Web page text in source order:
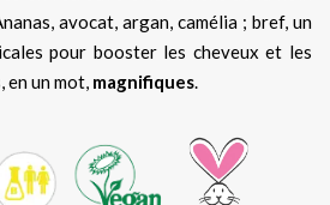
avocat, argan, camélia ; bref, un
pour booster les cheveux et les
un mot, magnifiques